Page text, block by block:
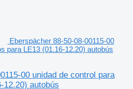
Eberspächer 88-50-08-00115-00
para LE13 (01.16-12.20) autobús
00 unidad de control para
12.20) autobús